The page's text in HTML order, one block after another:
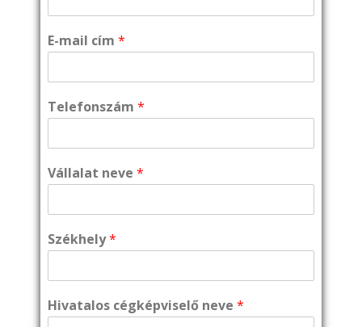
E-mail cím *
Telefonszám *
Vállalat neve *
Székhely*
Hivatalos cégképviselő neve *